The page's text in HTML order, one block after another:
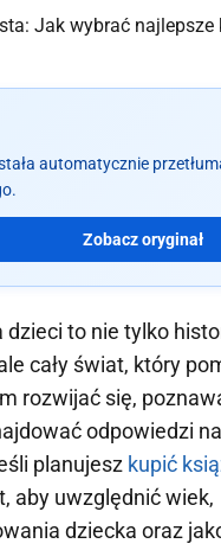
automatycznie
Zobacz oryginał
dzieci to nie tylko
cały świat, który
rozwijać się,
odpowiedzi
planujesz kupić
aby uwzględnić wiek,
dziecka oraz